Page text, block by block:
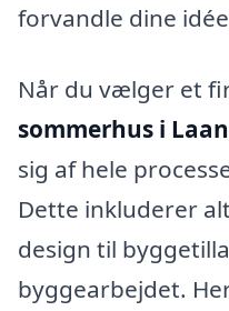
forvandle dine
Når du vælger et
sommerhus i
sig af hele
Dette inkluderer
design til
byggearbejdet.